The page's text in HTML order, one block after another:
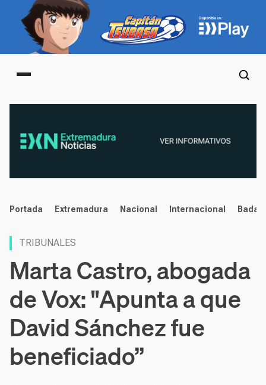
Main menu
noticias
Portada Extremadura Nacional Internacional
TRIBUNALES
Marta Castro, abogada
de Vox: "Apunta a que
David Sánchez fue
beneficiado”